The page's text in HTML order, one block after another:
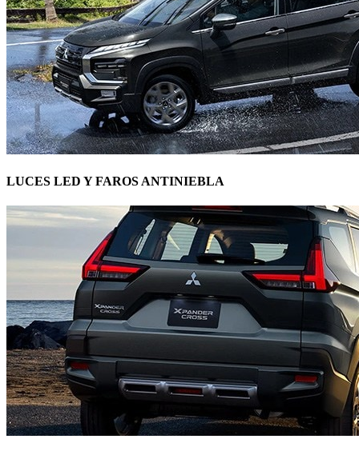
LUCES LED Y FAROS ANTINIEBLA